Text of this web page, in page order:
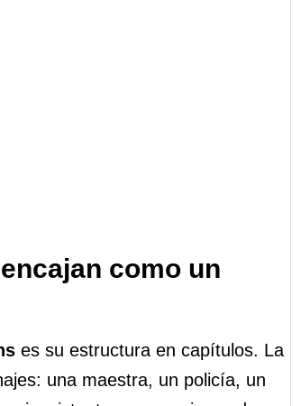
como un
es su estructura en capítulos. La
una maestra, un policía, un